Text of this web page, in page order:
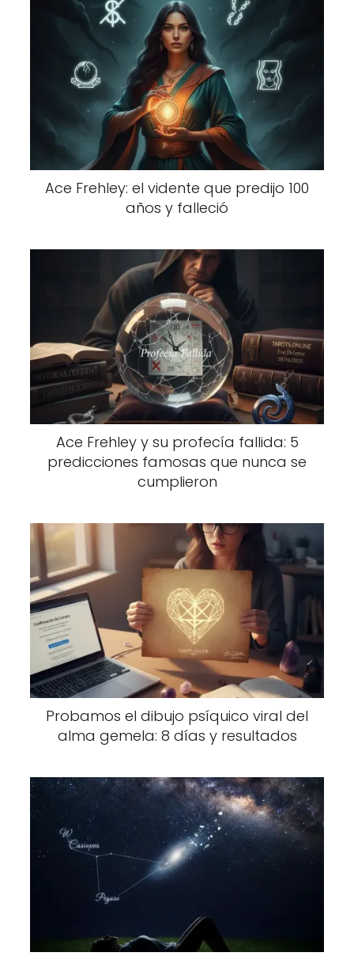
Ace Frehley: el vidente que predijo 100
años y falleció
Ace Frehley y su profecía fallida: 5
predicciones famosas que nunca se
cumplieron
Probamos el dibujo psíquico viral del
alma gemela: 8 días y resultados